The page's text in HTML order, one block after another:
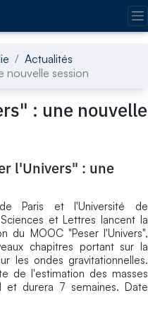
Actualités
nouvelle session
: une nouvelle
l'Univers" : une
de Paris et l'Université de
et Lettres lancent la
du MOOC "Peser l'Univers",
chapitres portant sur la
les ondes gravitationnelles.
de l'estimation des masses
et durera 7 semaines. Date